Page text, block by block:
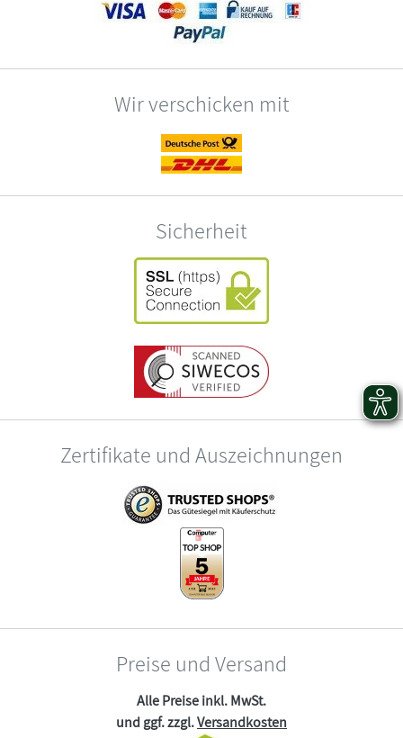
Wir verschicken mit
Sicherheit
Zertifikate und Auszeichnungen
Preise und Versand
Alle Preise inkl. MwSt.
und ggf. zzgl.Versandkosten